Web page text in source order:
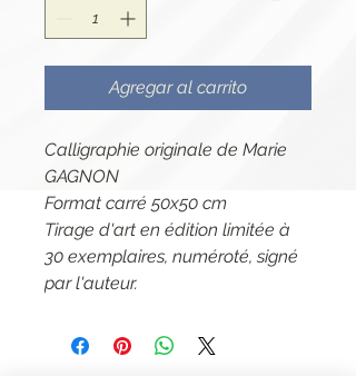
Agregar al carrito
Calligraphie originale de Marie
GAGNON
Format carré 50x50 cm
Tirage d'art en édition limitée à
30 exemplaires, numéroté, signé
par l'auteur.